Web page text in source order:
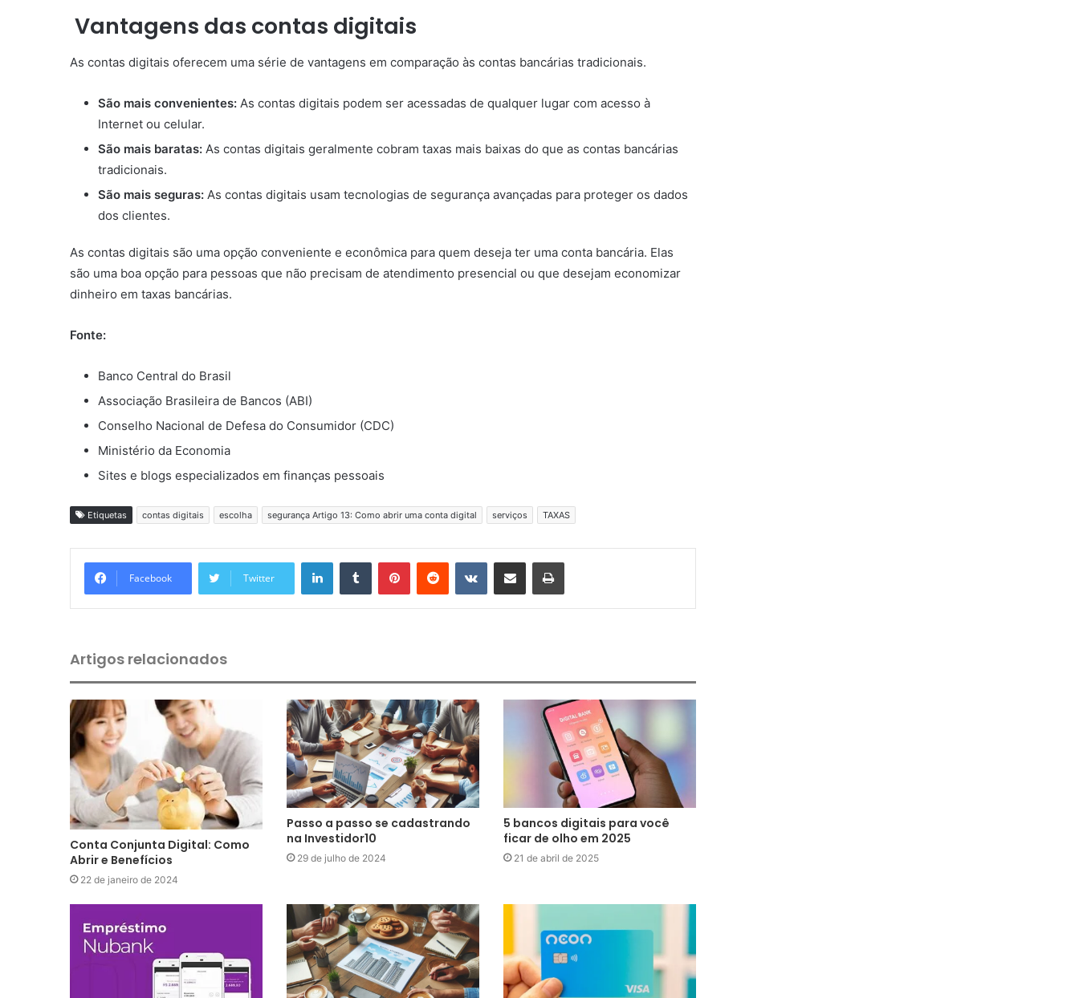
Vantagens das contas digitais
As contas digitais oferecem uma série de vantagens em comparação às contas bancárias tradicionais.
São mais convenientes: As contas digitais podem ser acessadas de qualquer lugar com acesso à
Internet ou celular.
São mais baratas: As contas digitais geralmente cobram taxas mais baixas do que as contas bancárias
tradicionais.
São mais seguras: As contas digitais usam tecnologias de segurança avançadas para proteger os dados
dos clientes.
As contas digitais são uma opção conveniente e econômica para quem deseja ter uma conta bancária. Elas
são uma boa opção para pessoas que não precisam de atendimento presencial ou que desejam economizar
dinheiro em taxas bancárias.
Fonte:
Banco Central do Brasil
Associação Brasileira de Bancos (ABI)
Conselho Nacional de Defesa do Consumidor (CDC)
Ministério da Economia
Sites e blogs especializados em finanças pessoais
Etiquetas contas digitais escolha segurança Artigo 13: Como abrir uma conta digital serviços TAXAS
Facebook Twitter
Artigos relacionados
Conta Conjunta Digital: Como
Abrir e Benefícios
22 de janeiro de 2024
Passo a passo se cadastrando
na Investidor10
29 de julho de 2024
5 bancos digitais para você
ficar de olho em 2025
21 de abril de 2025